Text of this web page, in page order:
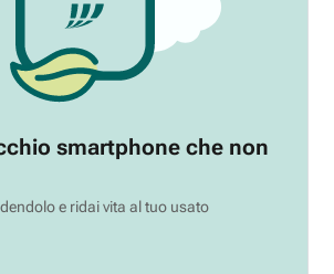
smartphone che non
e ridai vita al tuo usato